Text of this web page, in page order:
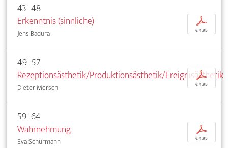
43–48
Erkenntnis (sinnliche)
Jens Badura
p
€ 4,95
49–57
Rezeptionsästhetik/Produktionsästhetik/Ereignisästhetik
Dieter Mersch
p
€ 4,95
59–64
Wahrnehmung
Eva Schürmann
p
€ 4,95